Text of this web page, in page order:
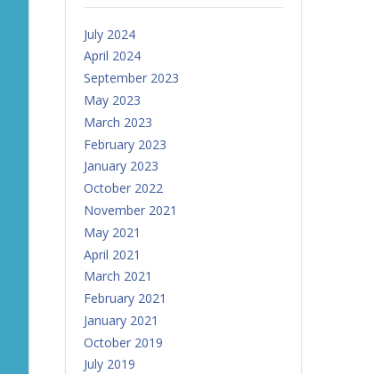
July 2024
April 2024
September 2023
May 2023
March 2023
February 2023
January 2023
October 2022
November 2021
May 2021
April 2021
March 2021
February 2021
January 2021
October 2019
July 2019